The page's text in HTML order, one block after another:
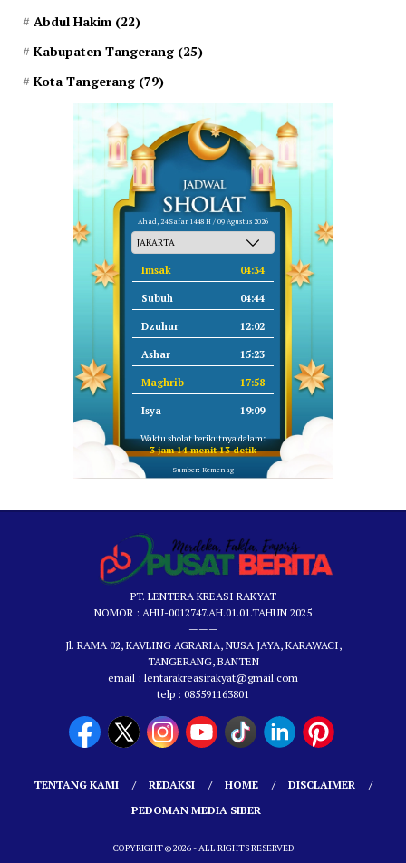
Abdul Hakim (22)
Kabupaten Tangerang (25)
Kota Tangerang (79)
Ahad, 24 Safar 1448 H / 09 Agustus 2026
Imsak 04:34
Subuh 04:44
Dzuhur 12:02
Ashar 15:23
Maghrib 17:58
Isya 19:09
Waktu sholat berikutnya dalam:
3 jam 14 menit 13 detik
Sumber: Kemenag
PT. LENTERA KREASI RAKYAT
NOMOR : AHU-0012747.AH.01.01.TAHUN 2025
———
Jl. RAMA 02, KAVLING AGRARIA, NUSA JAYA, KARAWACI,
TANGERANG, BANTEN
email : lentarakreasirakyat@gmail.com
telp : 085591163801
TENTANG KAMI REDAKSI HOME
DISCLAIMER
PEDOMAN MEDIA SIBER
COPYRIGHT © 2026 - ALL RIGHTS RESERVED